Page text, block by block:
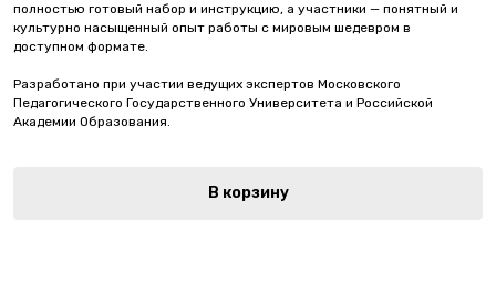
полностью готовый набор и инструкцию, а участники — понятный и
культурно насыщенный опыт работы с мировым шедевром в
доступном формате.
Разработано при участии ведущих экспертов Московского
Педагогического Государственного Университета и Российской
Академии Образования.
В корзину